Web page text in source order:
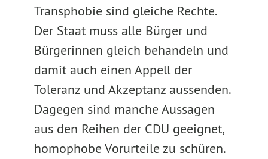
Transphobie sind gleiche Rechte.
Der Staat muss alle Bürger und
Bürgerinnen gleich behandeln und
damit auch einen Appell der
Toleranz und Akzeptanz aussenden.
Dagegen sind manche Aussagen
aus den Reihen der CDU geeignet,
homophobe Vorurteile zu schüren.